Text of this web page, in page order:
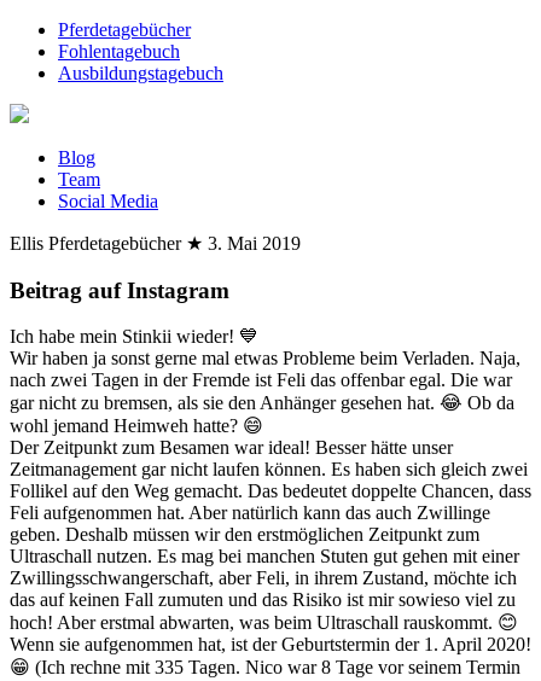
Pferdetagebücher
Fohlentagebuch
Ausbildungstagebuch
Blog
Team
Social Media
Ellis Pferdetagebücher ★ 3. Mai 2019
Beitrag auf Instagram
Ich habe mein Stinkii wieder! 💙
Wir haben ja sonst gerne mal etwas Probleme beim Verladen. Naja,
nach zwei Tagen in der Fremde ist Feli das offenbar egal. Die war
gar nicht zu bremsen, als sie den Anhänger gesehen hat. 😂 Ob da
wohl jemand Heimweh hatte? 😄
Der Zeitpunkt zum Besamen war ideal! Besser hätte unser
Zeitmanagement gar nicht laufen können. Es haben sich gleich zwei
Follikel auf den Weg gemacht. Das bedeutet doppelte Chancen, dass
Feli aufgenommen hat. Aber natürlich kann das auch Zwillinge
geben. Deshalb müssen wir den erstmöglichen Zeitpunkt zum
Ultraschall nutzen. Es mag bei manchen Stuten gut gehen mit einer
Zwillingsschwangerschaft, aber Feli, in ihrem Zustand, möchte ich
das auf keinen Fall zumuten und das Risiko ist mir sowieso viel zu
hoch! Aber erstmal abwarten, was beim Ultraschall rauskommt. 😊
Wenn sie aufgenommen hat, ist der Geburtstermin der 1. April 2020!
😁 (Ich rechne mit 335 Tagen. Nico war 8 Tage vor seinem Termin